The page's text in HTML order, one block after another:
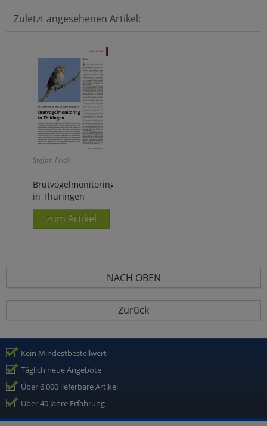
Zuletzt angesehenen Artikel:
Stefan Frick
Brutvogelmonitoring
in Thüringen
zum Artikel
NACH OBEN
Zurück
Kein Mindestbestellwert
Täglich neue Angebote
Über 6.000 lieferbare Artikel
Über 40 Jahre Erfahrung